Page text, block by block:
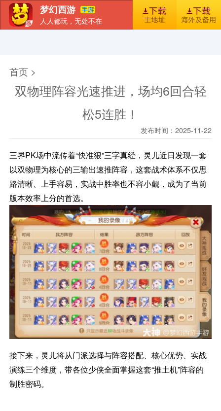
梦幻西游
人人都玩，无处不在
首页 >
双物理阵容光速推进，场均6回合轻
松5连胜！
发布时间：2025-11-22
三界PK场中流传着“快准狠”三字真经，灵儿近日发现一套
以双物理为核心的三输出速推阵容，这套战术体系不仅思
路清晰、上手容易，实战中胜率也不容小觑，成为了当前
版本效率上分的首选。
接下来，灵儿将从门派选择与阵容搭配、核心优势、实战
演练三个维度，带各位少侠全面掌握这套“推土机”阵容的
制胜密码。